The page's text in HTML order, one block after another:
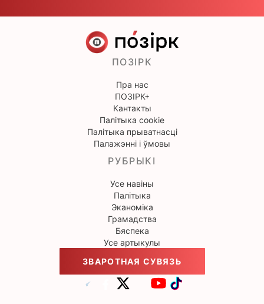
ПОЗІРК
Пра нас
ПОЗІРК+
Кантакты
Палітыка cookie
Палітыка прыватнасці
Палажэнні і ўмовы
РУБРЫКІ
Усе навіны
Палітыка
Эканоміка
Грамадства
Бяспека
Усе артыкулы
ЗВАРОТНАЯ СУВЯЗЬ